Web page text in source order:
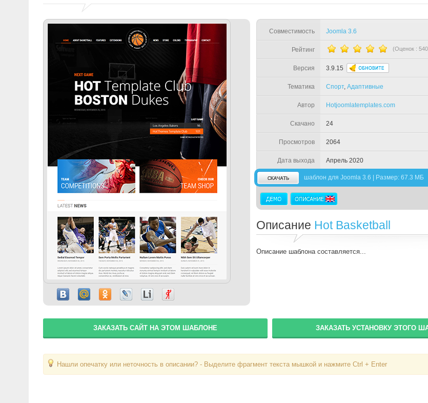
Совместимость Joomla 3.6
Рейтинг (Оценок : 540
Версия 3.9.15
Тематика Спорт, Адаптивные
Автор Hotjoomlatemplates.com
Скачано 24
Просмотров 2064
Дата выхода Апрель 2020
шаблон для Joomla 3.6 | Размер: 67.3 МБ
Описание Hot Basketball
Описание шаблона составляется...
ЗАКАЗАТЬ САЙТ НА ЭТОМ ШАБЛОНЕ ЗАКАЗАТЬ УСТАНОВКУ ЭТОГО
Нашли опечатку или неточность в описании? - Выделите фрагмент текста мышкой и нажмите Ctrl + Enter